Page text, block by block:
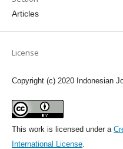
Articles
License
Copyright (c) 2020 Indonesian
This work is licensed under a
International License